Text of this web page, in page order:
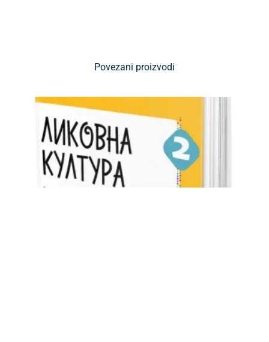
Povezani proizvodi